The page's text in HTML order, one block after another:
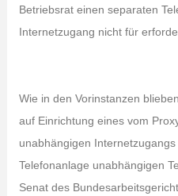
Betriebsrat einen separaten
Internetzugang nicht für
Wie in den Vorinstanzen
auf Einrichtung eines vom
unabhängigen
Telefonanlage unabhängigen
Senat des